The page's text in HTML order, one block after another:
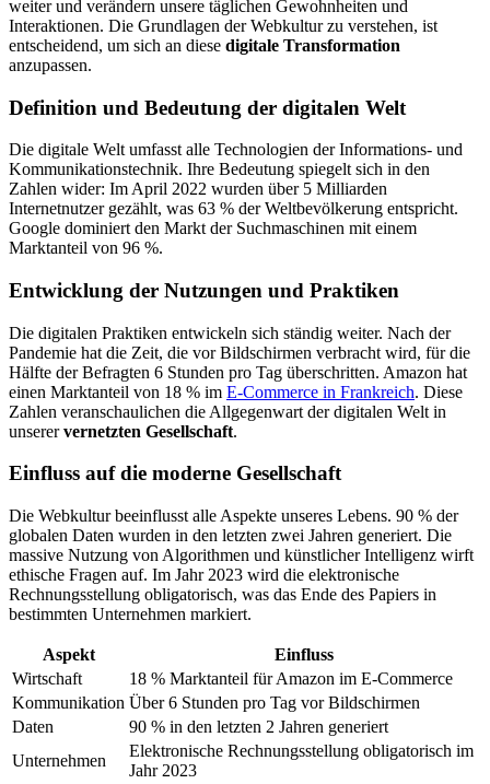
weiter und verändern unsere täglichen Gewohnheiten und
Interaktionen. Die Grundlagen der Webkultur zu verstehen, ist
entscheidend, um sich an diese digitale Transformation
anzupassen.
Definition und Bedeutung der digitalen Welt
Die digitale Welt umfasst alle Technologien der Informations- und
Kommunikationstechnik. Ihre Bedeutung spiegelt sich in den
Zahlen wider: Im April 2022 wurden über 5 Milliarden
Internetnutzer gezählt, was 63 % der Weltbevölkerung entspricht.
Google dominiert den Markt der Suchmaschinen mit einem
Marktanteil von 96 %.
Entwicklung der Nutzungen und Praktiken
Die digitalen Praktiken entwickeln sich ständig weiter. Nach der
Pandemie hat die Zeit, die vor Bildschirmen verbracht wird, für die
Hälfte der Befragten 6 Stunden pro Tag überschritten. Amazon hat
einen Marktanteil von 18 % im E-Commerce in Frankreich. Diese
Zahlen veranschaulichen die Allgegenwart der digitalen Welt in
unserervernetzten Gesellschaft.
Einfluss auf die moderne Gesellschaft
Die Webkultur beeinflusst alle Aspekte unseres Lebens. 90 % der
globalen Daten wurden in den letzten zwei Jahren generiert. Die
massive Nutzung von Algorithmen und künstlicher Intelligenz wirft
ethische Fragen auf. Im Jahr 2023 wird die elektronische
Rechnungsstellung obligatorisch, was das Ende des Papiers in
bestimmten Unternehmen markiert.
Aspekt
Einfluss
Wirtschaft
18 % Marktanteil für Amazon im E-Commerce
Kommunikation Über 6 Stunden pro Tag vor Bildschirmen
Daten
90 % in den letzten 2 Jahren generiert
Unternehmen
Elektronische Rechnungsstellung obligatorisch im
Jahr 2023